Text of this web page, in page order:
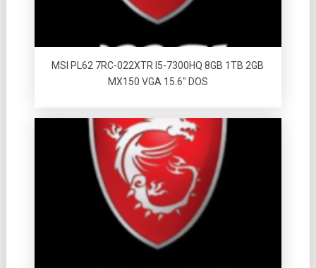
MSI PL62 7RC-022XTR I5-7300HQ 8GB 1TB 2GB
MX150 VGA 15.6″ DOS